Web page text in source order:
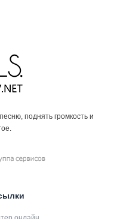
поднять громкость и